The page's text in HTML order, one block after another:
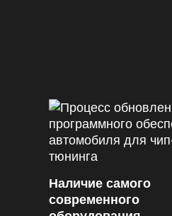
Наличие самого
современного